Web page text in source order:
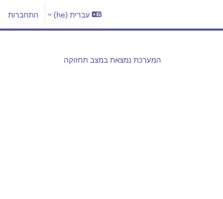
עברית ‎(he)‎ התחברות
המערכת נמצאת במצב תחזוקה